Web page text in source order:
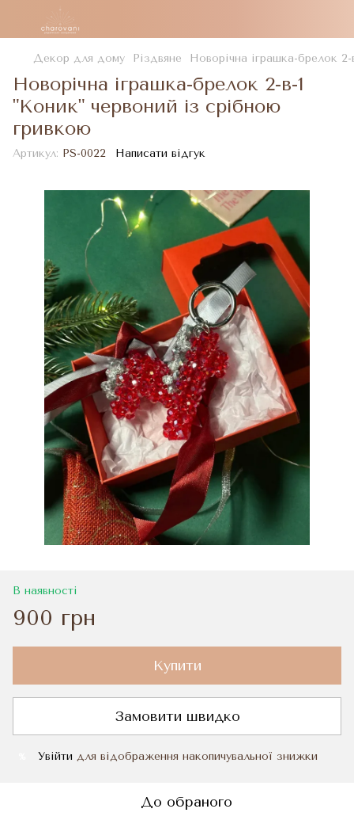
Декор для дому Різдвяне Новорічна іграшка-брелок
Новорічна іграшка-брелок 2-в-1
"Коник" червоний із срібною
гривкою
Артикул: PS-0022 Написати відгук
В наявності
900 грн
Купити
Замовити швидко
Увійти для відображення накопичувальної знижки
До обраного